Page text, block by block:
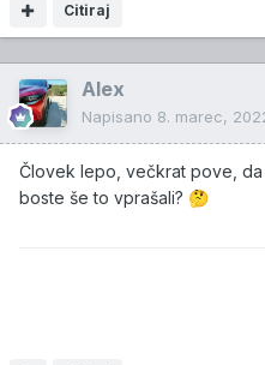
Citiraj
Alex
Napisano 8. marec,
Človek lepo, večkrat pove, da
boste še to vprašali? 🤔